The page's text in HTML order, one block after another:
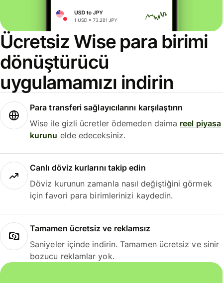
Ücretsiz Wise para birimi
dönüştürücü
uygulamamızı indirin
Para transferi sağlayıcılarını karşılaştırın
Wise ile gizli ücretler ödemeden daima reel piyasa
kurunu elde edeceksiniz.
Canlı döviz kurlarını takip edin
Döviz kurunun zamanla nasıl değiştiğini görmek
için favori para birimlerinizi kaydedin.
Tamamen ücretsiz ve reklamsız
Saniyeler içinde indirin. Tamamen ücretsiz ve sinir
bozucu reklamlar yok.